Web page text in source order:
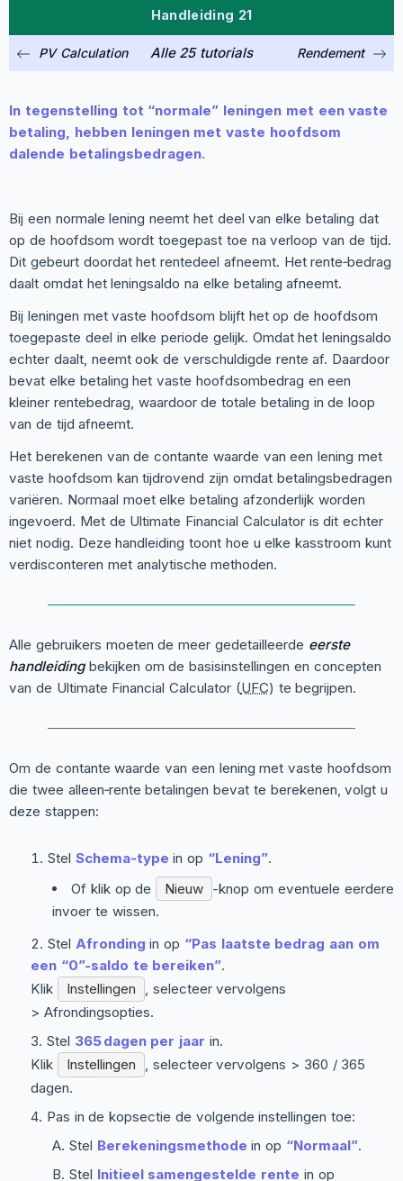
Handleiding 21
PV Calculation Alle 25 tutorials Rendement
In tegenstelling tot “normale” leningen met een vaste
betaling, hebben leningen met vaste hoofdsom
dalende betalingsbedragen.
Bij een normale lening neemt het deel van elke betaling dat
op de hoofdsom wordt toegepast toe na verloop van de tijd.
Dit gebeurt doordat het rentedeel afneemt. Het rente‑bedrag
daalt omdat het leningsaldo na elke betaling afneemt.
Bij leningen met vaste hoofdsom blijft het op de hoofdsom
toegepaste deel in elke periode gelijk. Omdat het leningsaldo
echter daalt, neemt ook de verschuldigde rente af. Daardoor
bevat elke betaling het vaste hoofdsombedrag en een
kleiner rentebedrag, waardoor de totale betaling in de loop
van de tijd afneemt.
Het berekenen van de contante waarde van een lening met
vaste hoofdsom kan tijdrovend zijn omdat betalingsbedragen
variëren. Normaal moet elke betaling afzonderlijk worden
ingevoerd. Met de Ultimate Financial Calculator is dit echter
niet nodig. Deze handleiding toont hoe u elke kasstroom kunt
verdisconteren met analytische methoden.
Alle gebruikers moeten de meer gedetailleerde eerste
handleidingbekijken om de basisinstellingen en concepten
van de Ultimate Financial Calculator (UFC) te begrijpen.
Om de contante waarde van een lening met vaste hoofdsom
die twee alleen‑rente betalingen bevat te berekenen, volgt u
deze stappen:
Stel Schema‑type in op “Lening”.
Of klik op de
Nieuw -knop om eventuele eerdere
invoer te wissen.
Stel Afronding in op “Pas laatste bedrag aan om
een “0”-saldo te bereiken”.
Klik
Instellingen
, selecteer vervolgens
> Afrondingsopties.
Stel 365 dagen per jaar in.
Klik
Instellingen , selecteer vervolgens > 360 / 365
dagen.
Pas in de kopsectie de volgende instellingen toe:
Stel Berekeningsmethode in op “Normaal”.
Stel Initieel samengestelde rente in op